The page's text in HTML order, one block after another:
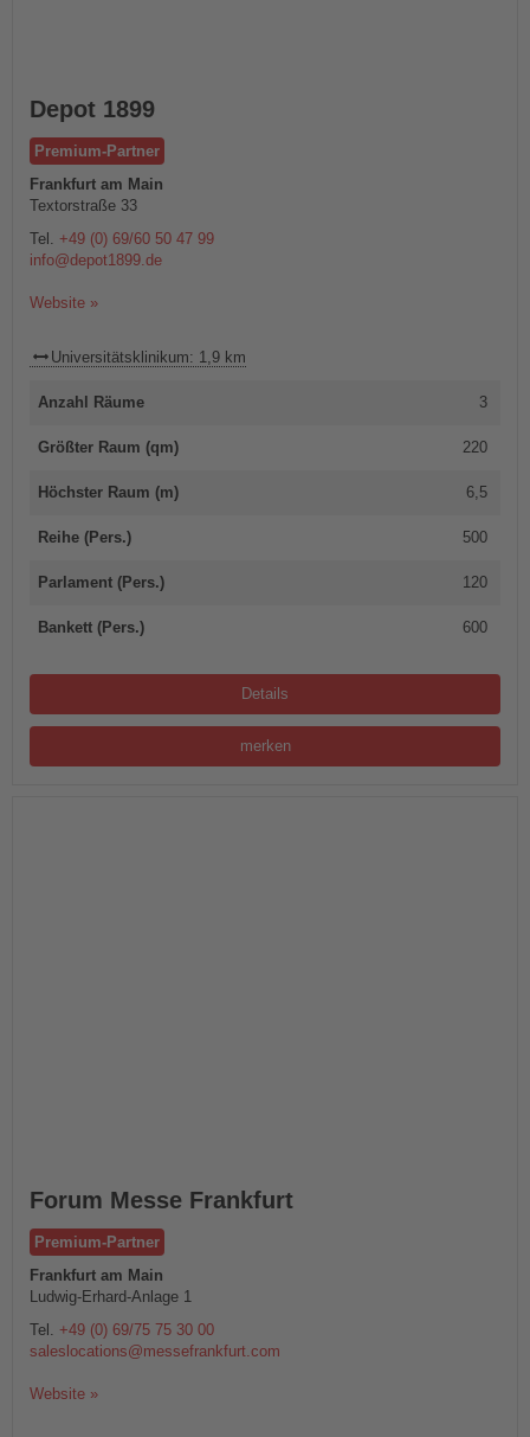
Depot 1899
Premium-Partner
Frankfurt am Main
Textorstraße 33
Tel. +49 (0) 69/60 50 47 99
info@depot1899.de
Website »
Universitätsklinikum: 1,9 km
Anzahl Räume 3
Größter Raum (qm) 220
Höchster Raum (m) 6,5
Reihe (Pers.) 500
Parlament (Pers.) 120
Bankett (Pers.) 600
Details
merken
Forum Messe Frankfurt
Premium-Partner
Frankfurt am Main
Ludwig-Erhard-Anlage 1
Tel. +49 (0) 69/75 75 30 00
saleslocations@messefrankfurt.com
Website »